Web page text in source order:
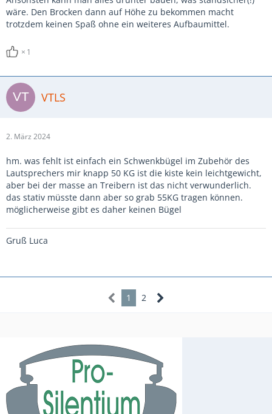
wäre. Den Brocken dann auf Höhe zu bekommen macht
trotzdem keinen Spaß ohne ein weiteres Aufbaumittel.
1
VTLS
2. März 2024
hm. was fehlt ist einfach ein Schwenkbügel im Zubehör des
Lautsprechers mir knapp 50 KG ist die kiste kein leichtgewicht,
aber bei der masse an Treibern ist das nicht verwunderlich.
das stativ müsste dann aber so grab 55KG tragen können.
möglicherweise gibt es daher keinen Bügel
Gruß Luca
1 2